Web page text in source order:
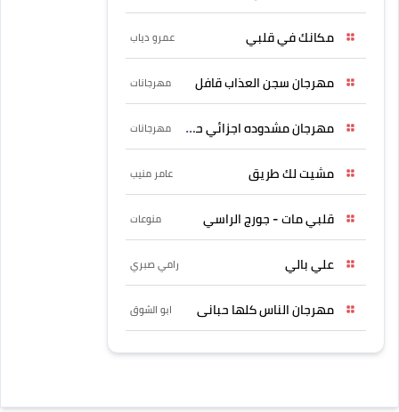
مكانك في قلبي عمرو دياب
مهرجان سجن العذاب قافل مهرجانات
مهرجان مشدوده اجزائي حربونى مهرجانات
مشيت لك طريق عامر منيب
قلبي مات - جورج الراسي منوعات
علي بالي رامي صبري
مهرجان الناس كلها حبانى ابو الشوق